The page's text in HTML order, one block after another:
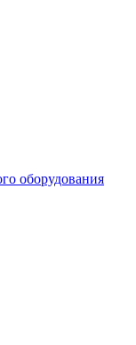
оборудования